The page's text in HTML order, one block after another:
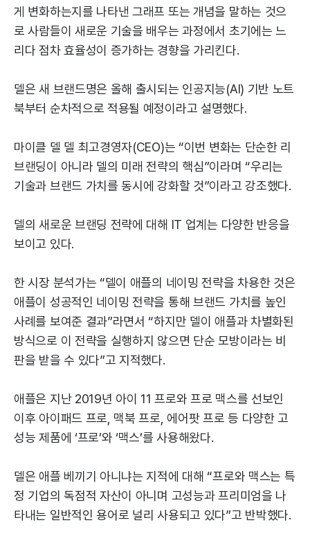
게 변화하는지를 나타낸 그래프 또는 개념을 말하는 것으
로 사람들이 새로운 기술을 배우는 과정에서 초기에는 느
리다 점차 효율성이 증가하는 경향을 가리킨다.
델은 새 브랜드명은 올해 출시되는 인공지능(AI) 기반 노트
북부터 순차적으로 적용될 예정이라고 설명했다.
마이클 델 델 최고경영자(CEO)는 “이번 변화는 단순한 리
브랜딩이 아니라 델의 미래 전략의 핵심”이라며 “우리는
기술과 브랜드 가치를 동시에 강화할 것”이라고 강조했다.
델의 새로운 브랜딩 전략에 대해 IT 업계는 다양한 반응을
보이고 있다.
한 시장 분석가는 “델이 애플의 네이밍 전략을 차용한 것은
애플이 성공적인 네이밍 전략을 통해 브랜드 가치를 높인
사례를 보여준 결과”라면서 “하지만 델이 애플과 차별화된
방식으로 이 전략을 실행하지 않으면 단순 모방이라는 비
판을 받을 수 있다”고 지적했다.
애플은 지난 2019년 아이 11 프로와 프로 맥스를 선보인
이후 아이패드 프로, 맥북 프로, 에어팟 프로 등 다양한 고
성능 제품에 ‘프로’와 ‘맥스’를 사용해왔다.
델은 애플 베끼기 아니냐는 지적에 대해 “프로와 맥스는 특
정 기업의 독점적 자산이 아니며 고성능과 프리미엄을 나
타내는 일반적인 용어로 널리 사용되고 있다”고 반박했다.